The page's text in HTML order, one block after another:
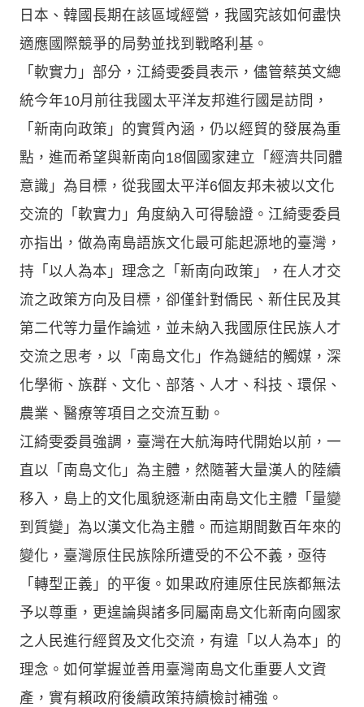
日本、韓國長期在該區域經營，我國究該如何盡快
適應國際競爭的局勢並找到戰略利基。
「軟實力」部分，江綺雯委員表示，儘管蔡英文總
統今年10月前往我國太平洋友邦進行國是訪問，
「新南向政策」的實質內涵，仍以經貿的發展為重
點，進而希望與新南向18個國家建立「經濟共同體
意識」為目標，從我國太平洋6個友邦未被以文化
交流的「軟實力」角度納入可得驗證。江綺雯委員
亦指出，做為南島語族文化最可能起源地的臺灣，
持「以人為本」理念之「新南向政策」，在人才交
流之政策方向及目標，卻僅針對僑民、新住民及其
第二代等力量作論述，並未納入我國原住民族人才
交流之思考，以「南島文化」作為鏈結的觸媒，深
化學術、族群、文化、部落、人才、科技、環保、
農業、醫療等項目之交流互動。
江綺雯委員強調，臺灣在大航海時代開始以前，一
直以「南島文化」為主體，然隨著大量漢人的陸續
移入，島上的文化風貌逐漸由南島文化主體「量變
到質變」為以漢文化為主體。而這期間數百年來的
變化，臺灣原住民族除所遭受的不公不義，亟待
「轉型正義」的平復。如果政府連原住民族都無法
予以尊重，更遑論與諸多同屬南島文化新南向國家
之人民進行經貿及文化交流，有違「以人為本」的
理念。如何掌握並善用臺灣南島文化重要人文資
產，實有賴政府後續政策持續檢討補強。